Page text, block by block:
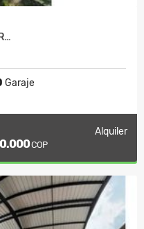
Garaje
Alquiler
COP